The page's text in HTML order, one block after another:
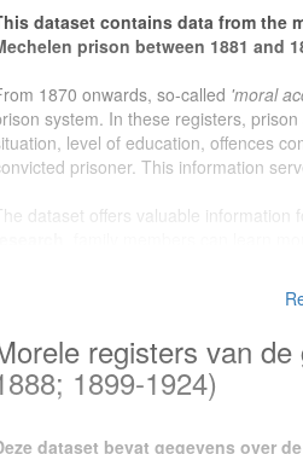
dataset contains data from the
prison between 1881 and
1870 onwards, so-called 'moral
system. In these registers,
level of education, offences
prisoner. This information
dataset offers valuable
surroundings at the turn of the
will find rich sources for the study of
persons in late nineteenth-
dataset was produced as part of
project on prison archives. The project
registers van
1899-1924)
dataset bevat gegevens over